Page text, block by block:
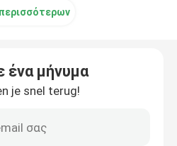
πλαστικών
ένα μήνυμα
je snel terug!